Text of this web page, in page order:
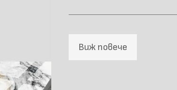
Виж повече